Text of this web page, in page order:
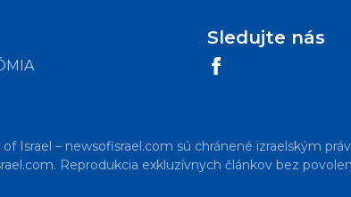
Sledujte nás
Israel – newsofisrael.com sú chránené izraelským
Reprodukcia exkluzívnych článkov bez